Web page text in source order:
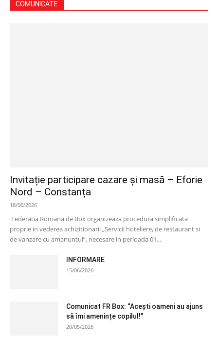
COMUNICATE
Invitație participare cazare și masă – Eforie
Nord – Constanța
18/06/2026
Federatia Romana de Box organizeaza procedura simplificata
proprie in vederea achizitionarii „Servicii hoteliere, de restaurant si
de vanzare cu amanuntul”, necesare in perioada 01...
INFORMARE
15/06/2026
Comunicat FR Box: “Acești oameni au ajuns
să îmi amenințe copilul!”
20/05/2026